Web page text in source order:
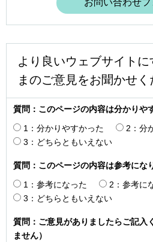
より良いウェブサイトに
まのご意見をお聞かせく
質問：このページの内容は分かりや
1：分かりやすかった
2：分
3：どちらともいえない
質問：このページの内容は参考にな
1：参考になった
2：参考に
3：どちらともいえない
質問：ご意見がありましたらご記入
ません）